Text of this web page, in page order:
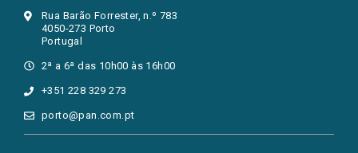
Rua Barão Forrester, n.º 783
4050-273 Porto
Portugal
2ª a 6ª das 10h00 às 16h00
+351 228 329 273
porto@pan.com.pt